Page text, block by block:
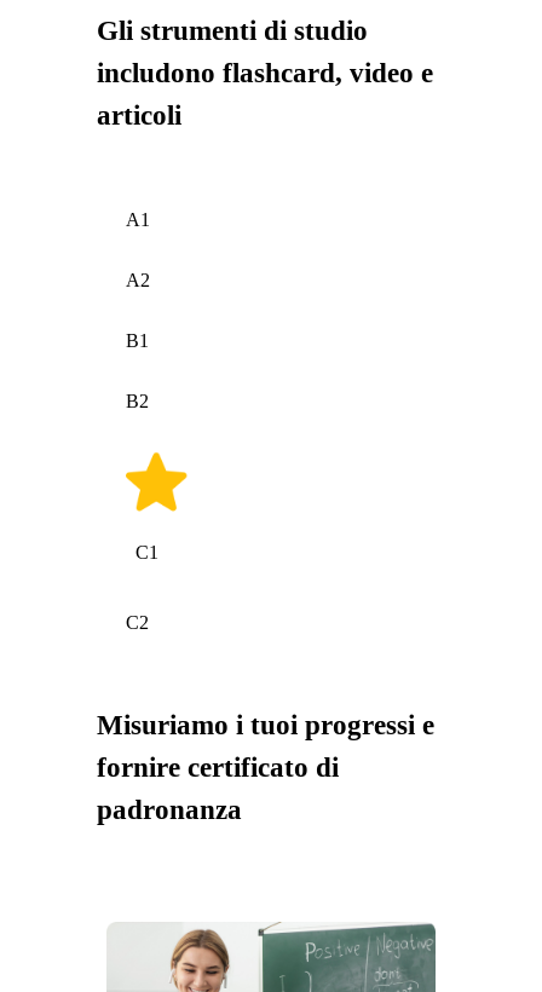
Gli strumenti di studio
includono flashcard, video e
articoli
A1
A2
B1
B2
C1
C2
Misuriamo i tuoi progressi e
fornire certificato di
padronanza